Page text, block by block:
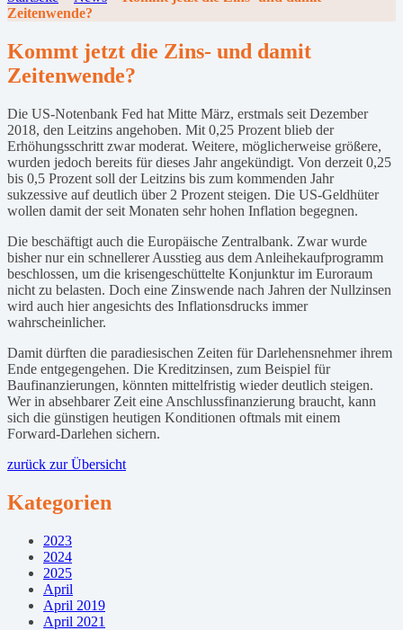
Zeitenwende?
Kommt jetzt die Zins- und damit
Zeitenwende?
Die US-Notenbank Fed hat Mitte März, erstmals seit Dezember
2018, den Leitzins angehoben. Mit 0,25 Prozent blieb der
Erhöhungsschritt zwar moderat. Weitere, möglicherweise größere,
wurden jedoch bereits für dieses Jahr angekündigt. Von derzeit 0,25
bis 0,5 Prozent soll der Leitzins bis zum kommenden Jahr
sukzessive auf deutlich über 2 Prozent steigen. Die US-Geldhüter
wollen damit der seit Monaten sehr hohen Inflation begegnen.
Die beschäftigt auch die Europäische Zentralbank. Zwar wurde
bisher nur ein schnellerer Ausstieg aus dem Anleihekaufprogramm
beschlossen, um die krisengeschüttelte Konjunktur im Euroraum
nicht zu belasten. Doch eine Zinswende nach Jahren der Nullzinsen
wird auch hier angesichts des Inflationsdrucks immer
wahrscheinlicher.
Damit dürften die paradiesischen Zeiten für Darlehensnehmer ihrem
Ende entgegengehen. Die Kreditzinsen, zum Beispiel für
Baufinanzierungen, könnten mittelfristig wieder deutlich steigen.
Wer in absehbarer Zeit eine Anschlussfinanzierung braucht, kann
sich die günstigen heutigen Konditionen oftmals mit einem
Forward-Darlehen sichern.
zurück zur Übersicht
Kategorien
2023
2024
2025
April
April 2019
April 2021